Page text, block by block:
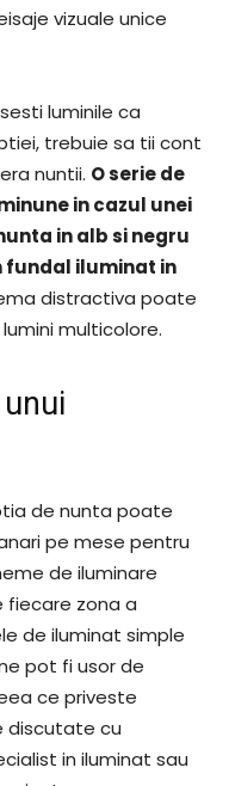
vizuale unice
luminile ca
trebuie sa tii cont
nuntii. O serie de
in cazul unei
in alb si negru
fundal iluminat in
distractiva poate
multicolore.
de nunta poate
pe mese pentru
de iluminare
zona a
de iluminat simple
pot fi usor de
ce priveste
discutate cu
in iluminat sau